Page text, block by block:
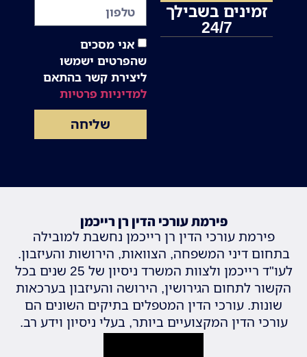
זמינים בשבילך
24/7
אני מסכים
שהפרטים ישמשו
ליצירת קשר בהתאם
למדיניות פרטיות
שליחה
פירמת עורכי הדין רן רייכמן
פירמת עורכי הדין רן רייכמן נחשבת למובילה
בתחום דיני המשפחה, הצוואות, הירושות והעיזבון.
לעו"ד רייכמן ולצוות המשרד ניסיון של 25 שנים בכל
הקשור לתחום הגירושין, הירושה והעיזבון בערכאות
שונות. עורכי הדין המטפלים בתיקים השונים הם
עורכי הדין המקצועיים ביותר, בעלי ניסיון וידע רב.